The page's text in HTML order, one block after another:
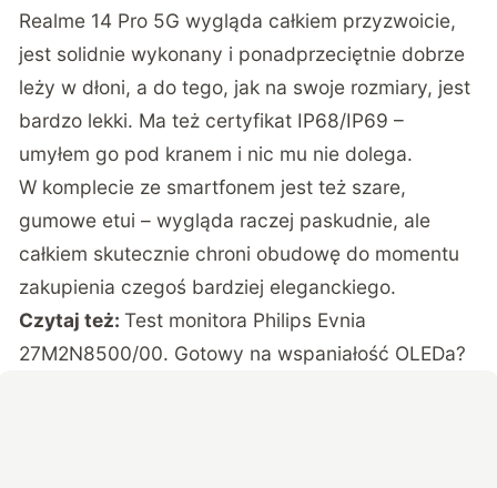
Realme 14 Pro 5G wygląda całkiem przyzwoicie,
jest solidnie wykonany i ponadprzeciętnie dobrze
leży w dłoni, a do tego, jak na swoje rozmiary, jest
bardzo lekki. Ma też certyfikat IP68/IP69 –
umyłem go pod kranem i nic mu nie dolega.
W komplecie ze smartfonem jest też szare,
gumowe etui – wygląda raczej paskudnie, ale
całkiem skutecznie chroni obudowę do momentu
zakupienia czegoś bardziej eleganckiego.
Czytaj też:Test monitora Philips Evnia
27M2N8500/00. Gotowy na wspaniałość OLEDa?